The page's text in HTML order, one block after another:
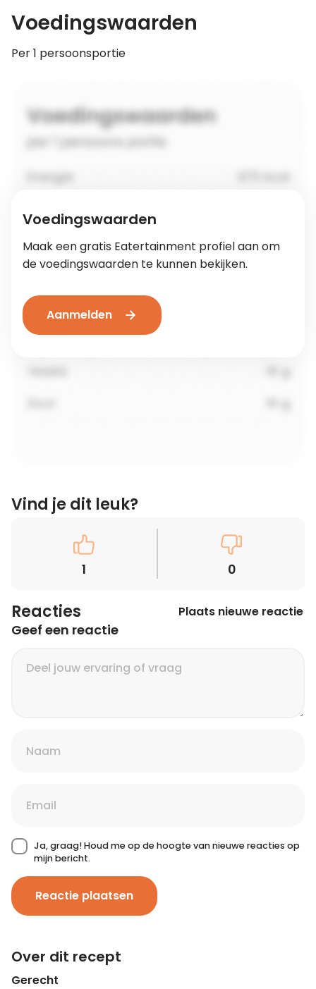
Voedingswaarden
Per 1 persoonsportie
Voedingswaarden
Maak een gratis Eatertainment profiel aan om
de voedingswaarden te kunnen bekijken.
Aanmelden
Vind je dit leuk?
1 0
Reacties Plaats nieuwe reactie
Geef een reactie
Ja, graag! Houd me op de hoogte van nieuwe reacties op
mijn bericht.
Reactie plaatsen
Over dit recept
Gerecht